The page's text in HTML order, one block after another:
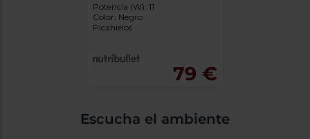
Potencia (W): 11
Color: Negro
Picahielos
79 €
Escucha el ambiente